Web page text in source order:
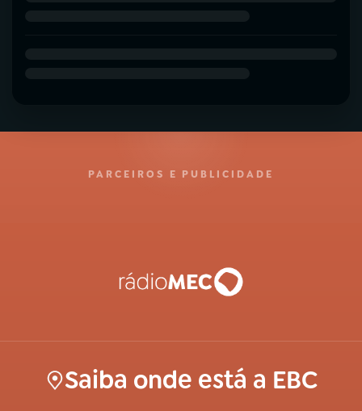
PARCEIROS E PUBLICIDADE
Saiba onde está a EBC